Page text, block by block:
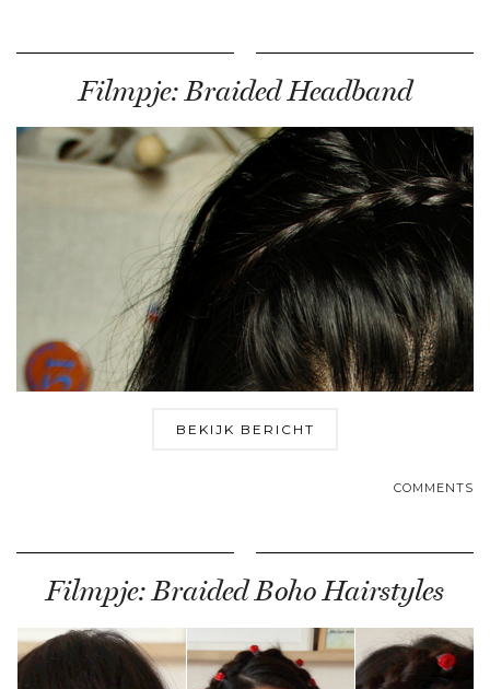
Filmpje: Braided Headband
BEKIJK BERICHT
COMMENTS
Filmpje: Braided Boho Hairstyles